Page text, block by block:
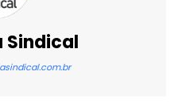
Sindical